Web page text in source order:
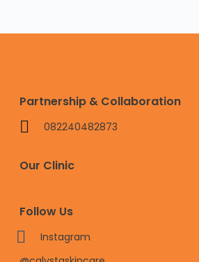
Partnership & Collaboration
082240482873
Our Clinic
Follow Us
Instagram